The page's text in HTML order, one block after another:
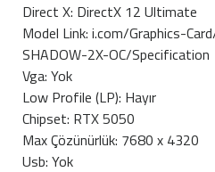
Direct X: DirectX 12 Ultimate
Model Link: i.com/Graphics-
SHADOW-2X-OC/Specification
Vga: Yok
Low Profile (LP): Hayır
Chipset: RTX 5050
Max Çözünürlük: 7680 x 4320
Usb: Yok